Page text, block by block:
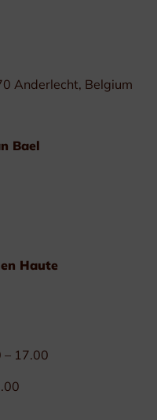
Anderlecht, Belgium
Bael
Haute
– 17.00